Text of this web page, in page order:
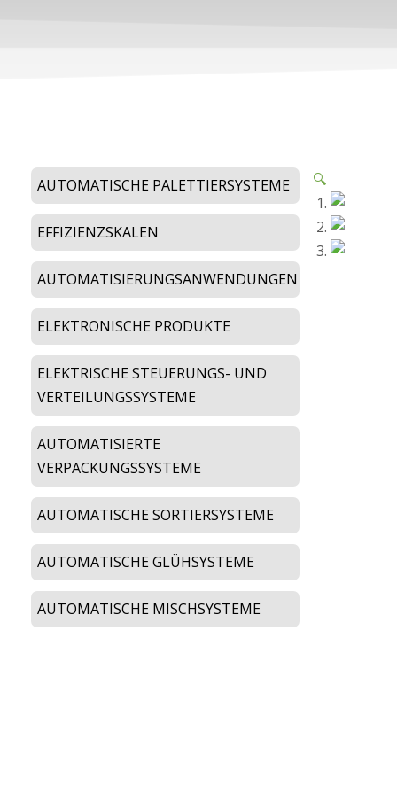
AUTOMATISCHE PALETTIERSYSTEME
EFFIZIENZSKALEN
AUTOMATISIERUNGSANWENDUNGEN
ELEKTRONISCHE PRODUKTE
ELEKTRISCHE STEUERUNGS- UND
VERTEILUNGSSYSTEME
AUTOMATISIERTE
VERPACKUNGSSYSTEME
AUTOMATISCHE SORTIERSYSTEME
AUTOMATISCHE GLÜHSYSTEME
AUTOMATISCHE MISCHSYSTEME
🔍